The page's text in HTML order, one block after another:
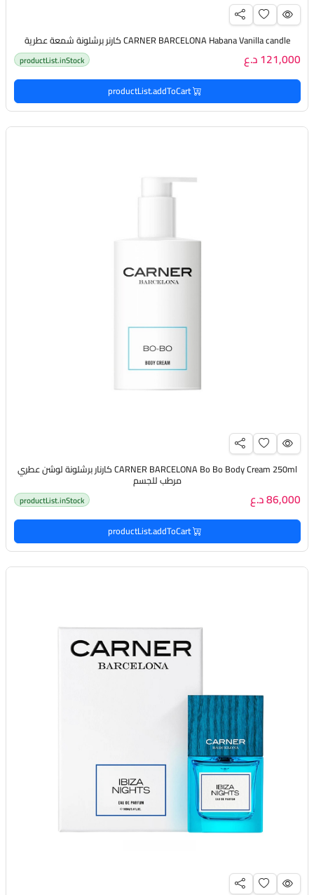
CARNER BARCELONA Habana Vanilla candle كارنر برشلونة شمعة عطرية
121,000 د.ع productList.inStock
productList.addToCart
CARNER BARCELONA Bo Bo Body Cream 250ml كارنار برشلونة لوشن عطري
مرطب للجسم
86,000 د.ع productList.inStock
productList.addToCart